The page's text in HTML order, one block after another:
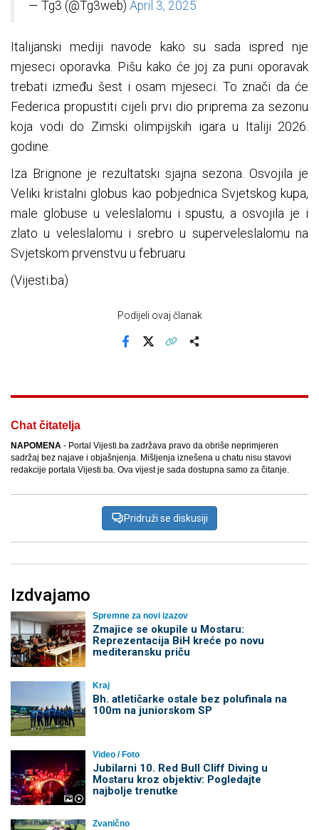
— Tg3 (@Tg3web) April 3, 2025
Italijanski mediji navode kako su sada ispred nje
mjeseci oporavka. Pišu kako će joj za puni oporavak
trebati između šest i osam mjeseci. To znači da će
Federica propustiti cijeli prvi dio priprema za sezonu
koja vodi do Zimski olimpijskih igara u Italiji 2026.
godine.
Iza Brignone je rezultatski sjajna sezona. Osvojila je
Veliki kristalni globus kao pobjednica Svjetskog kupa,
male globuse u veleslalomu i spustu, a osvojila je i
zlato u veleslalomu i srebro u superveleslalomu na
Svjetskom prvenstvu u februaru.
(Vijesti.ba)
Podijeli ovaj članak
Chat čitatelja
NAPOMENA - Portal Vijesti.ba zadržava pravo da obriše neprimjeren
sadržaj bez najave i objašnjenja. Mišljenja iznešena u chatu nisu stavovi
redakcije portala Vijesti.ba. Ova vijest je sada dostupna samo za čitanje.
Pridruži se diskusiji
Izdvajamo
Spremne za novi izazov
Zmajice se okupile u Mostaru:
Reprezentacija BiH kreće po novu
mediteransku priču
Kraj
Bh. atletičarke ostale bez polufinala na
100m na juniorskom SP
Video / Foto
Jubilarni 10. Red Bull Cliff Diving u
Mostaru kroz objektiv: Pogledajte
najbolje trenutke
Zvanično